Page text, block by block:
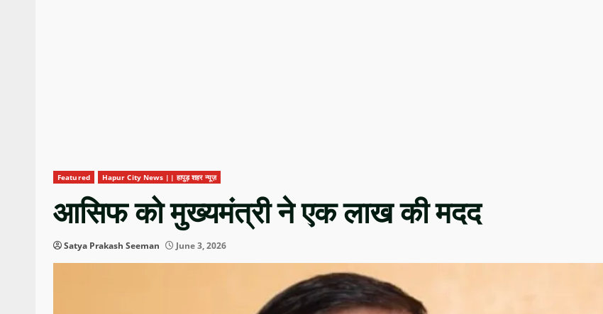
Featured Hapur City News || हापुड़ शहर न्यूज़
आसिफ को मुख्यमंत्री ने एक लाख की मदद
Satya Prakash Seeman June 3, 2026